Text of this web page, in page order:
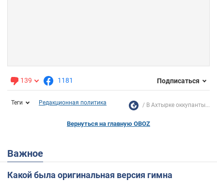
139 1181 Подписаться
Теги Редакционная политика В Ахтырке оккупанты...
Вернуться на главную OBOZ
Важное
Какой была оригинальная версия гимна